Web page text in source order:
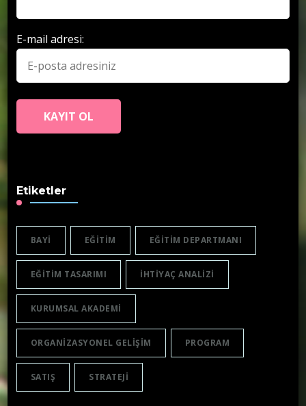
E-mail adresi:
Etiketler
BAYI EĞITIM EĞITIM DEPARTMANI
EĞITIM TASARIMI IHTIYAÇ ANALIZI
KURUMSAL AKADEMI
ORGANIZASYONEL GELIŞIM PROGRAM
SATIŞ STRATEJI